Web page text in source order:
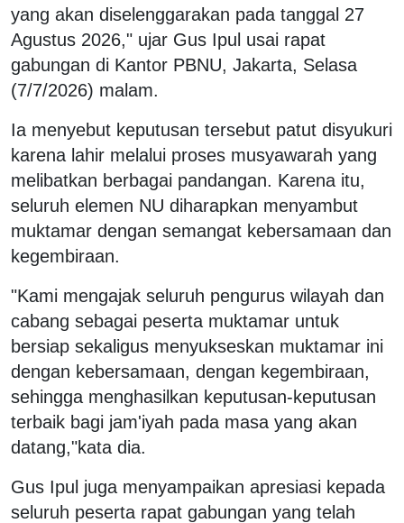
yang akan diselenggarakan pada tanggal 27
Agustus 2026," ujar Gus Ipul usai rapat
gabungan di Kantor PBNU, Jakarta, Selasa
(7/7/2026) malam.
Ia menyebut keputusan tersebut patut disyukuri
karena lahir melalui proses musyawarah yang
melibatkan berbagai pandangan. Karena itu,
seluruh elemen NU diharapkan menyambut
muktamar dengan semangat kebersamaan dan
kegembiraan.
"Kami mengajak seluruh pengurus wilayah dan
cabang sebagai peserta muktamar untuk
bersiap sekaligus menyukseskan muktamar ini
dengan kebersamaan, dengan kegembiraan,
sehingga menghasilkan keputusan-keputusan
terbaik bagi jam'iyah pada masa yang akan
datang,"kata dia.
Gus Ipul juga menyampaikan apresiasi kepada
seluruh peserta rapat gabungan yang telah